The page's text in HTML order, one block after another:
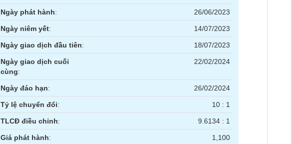
Ngày phát hành: 26/06/2023
Ngày niêm yết: 14/07/2023
Ngày giao dịch đầu tiên: 18/07/2023
Ngày giao dịch cuối
cùng:
22/02/2024
Ngày đáo hạn: 26/02/2024
Tỷ lệ chuyển đổi: 10 : 1
TLCĐ điều chỉnh: 9.6134 : 1
Giá phát hành: 1,100